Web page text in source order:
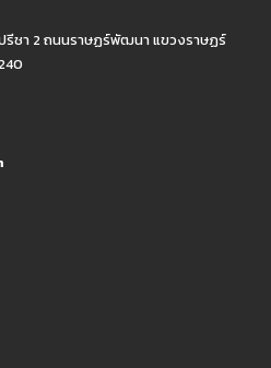
รีชา 2 ถนนราษฏร์พัฒนา แขวงราษฏร์